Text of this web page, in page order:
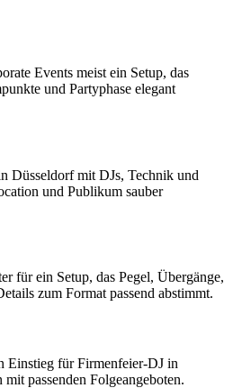
Events meist ein Setup, das
und Partyphase elegant
Düsseldorf mit DJs, Technik und
und Publikum sauber
für ein Setup, das Pegel, Übergänge,
zum Format passend abstimmt.
Einstieg für Firmenfeier-DJ in
passenden Folgeangeboten.